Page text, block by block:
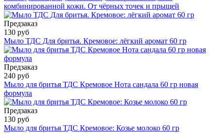
комбинированной кожи. От чёрных точек и прыщей
Предзаказ
130 руб
Мыло ТДС Для бритья. Кремовое: лёгкий аромат 60 гр
Предзаказ
240 руб
Мыло для бритья ТДС Кремовое Нота сандала 60 гр новая
формула
Предзаказ
130 руб
Мыло для бритья ТДС Кремовое: Козье молоко 60 гр